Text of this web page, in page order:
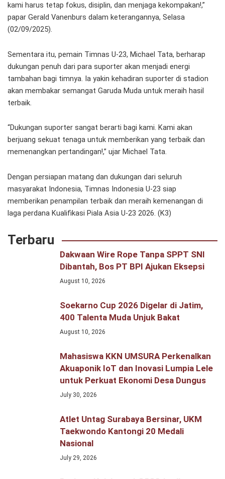
kami harus tetap fokus, disiplin, dan menjaga kekompakan!,”
papar Gerald Vanenburs dalam keterangannya, Selasa
(02/09/2025).
Sementara itu, pemain Timnas U-23, Michael Tata, berharap
dukungan penuh dari para suporter akan menjadi energi
tambahan bagi timnya. Ia yakin kehadiran suporter di stadion
akan membakar semangat Garuda Muda untuk meraih hasil
terbaik.
“Dukungan suporter sangat berarti bagi kami. Kami akan
berjuang sekuat tenaga untuk memberikan yang terbaik dan
memenangkan pertandingan!,” ujar Michael Tata.
Dengan persiapan matang dan dukungan dari seluruh
masyarakat Indonesia, Timnas Indonesia U-23 siap
memberikan penampilan terbaik dan meraih kemenangan di
laga perdana Kualifikasi Piala Asia U-23 2026. (K3)
Terbaru
Dakwaan Wire Rope Tanpa SPPT SNI
Dibantah, Bos PT BPI Ajukan Eksepsi
August 10, 2026
Soekarno Cup 2026 Digelar di Jatim,
400 Talenta Muda Unjuk Bakat
August 10, 2026
Mahasiswa KKN UMSURA Perkenalkan
Akuaponik IoT dan Inovasi Lumpia Lele
untuk Perkuat Ekonomi Desa Dungus
July 30, 2026
Atlet Untag Surabaya Bersinar, UKM
Taekwondo Kantongi 20 Medali
Nasional
July 29, 2026